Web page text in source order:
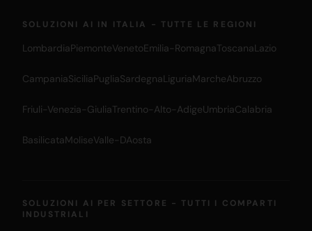
SOLUZIONI AI IN ITALIA - TUTTE LE REGIONI
LombardiaPiemonteVenetoEmilia-RomagnaToscanaLazio
CampaniaSiciliaPugliaSardegnaLiguriaMarcheAbruzzo
Friuli-Venezia-GiuliaTrentino-Alto-AdigeUmbriaCalabria
BasilicataMoliseValle-DAosta
SOLUZIONI AI PER SETTORE - TUTTI I COMPARTI
INDUSTRIALI